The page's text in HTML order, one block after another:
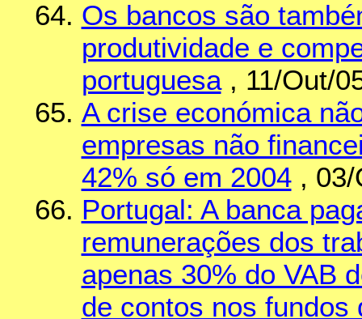
Os bancos são
produtividade e
portuguesa, 11/Out/
A crise económica
empresas não
42% só em 2004, 03/
Portugal: A banca
remunerações dos
apenas 30% do VAB
de contos nos fundos